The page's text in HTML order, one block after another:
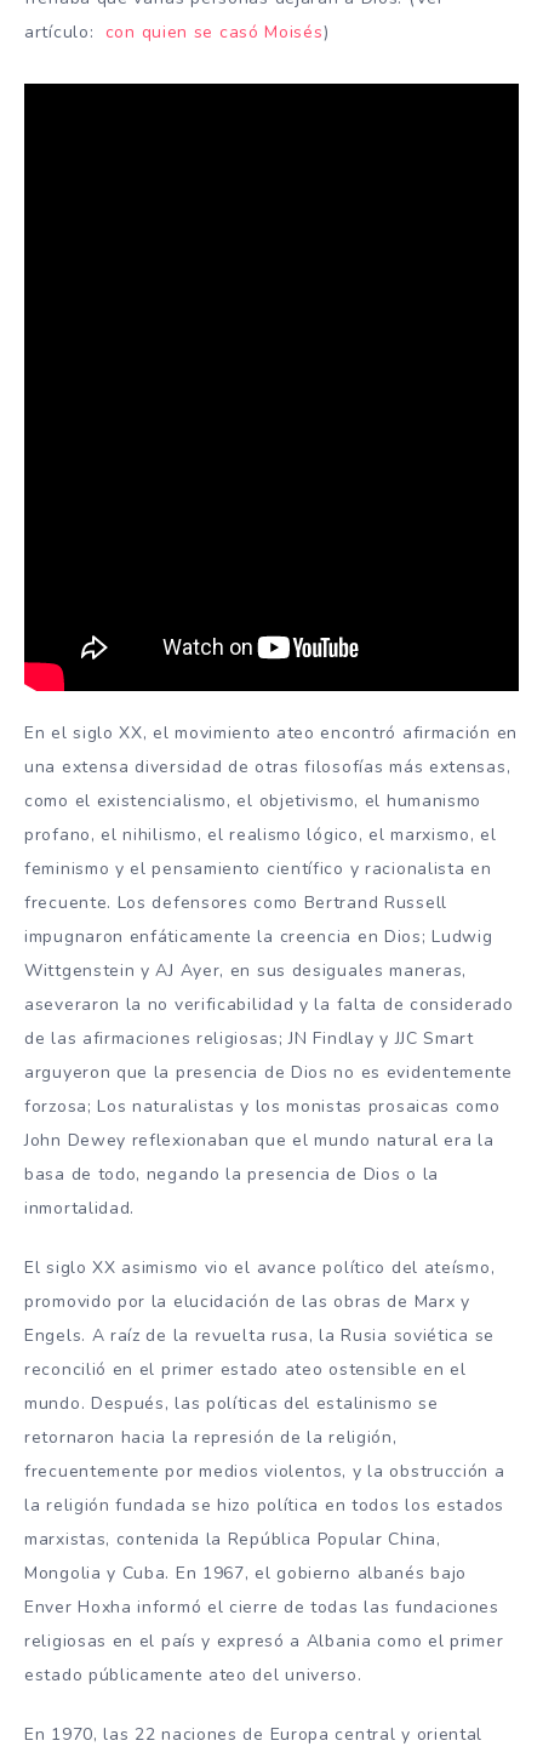
artículo: con quien se casó Moisés)
En el siglo XX, el movimiento ateo encontró afirmación en
una extensa diversidad de otras filosofías más extensas,
como el existencialismo, el objetivismo, el humanismo
profano, el nihilismo, el realismo lógico, el marxismo, el
feminismo y el pensamiento científico y racionalista en
frecuente. Los defensores como Bertrand Russell
impugnaron enfáticamente la creencia en Dios; Ludwig
Wittgenstein y AJ Ayer, en sus desiguales maneras,
aseveraron la no verificabilidad y la falta de considerado
de las afirmaciones religiosas; JN Findlay y JJC Smart
arguyeron que la presencia de Dios no es evidentemente
forzosa; Los naturalistas y los monistas prosaicas como
John Dewey reflexionaban que el mundo natural era la
basa de todo, negando la presencia de Dios o la
inmortalidad.
El siglo XX asimismo vio el avance político del ateísmo,
promovido por la elucidación de las obras de Marx y
Engels. A raíz de la revuelta rusa, la Rusia soviética se
reconcilió en el primer estado ateo ostensible en el
mundo. Después, las políticas del estalinismo se
retornaron hacia la represión de la religión,
frecuentemente por medios violentos, y la obstrucción a
la religión fundada se hizo política en todos los estados
marxistas, contenida la República Popular China,
Mongolia y Cuba. En 1967, el gobierno albanés bajo
Enver Hoxha informó el cierre de todas las fundaciones
religiosas en el país y expresó a Albania como el primer
estado públicamente ateo del universo.
En 1970, las 22 naciones de Europa central y oriental